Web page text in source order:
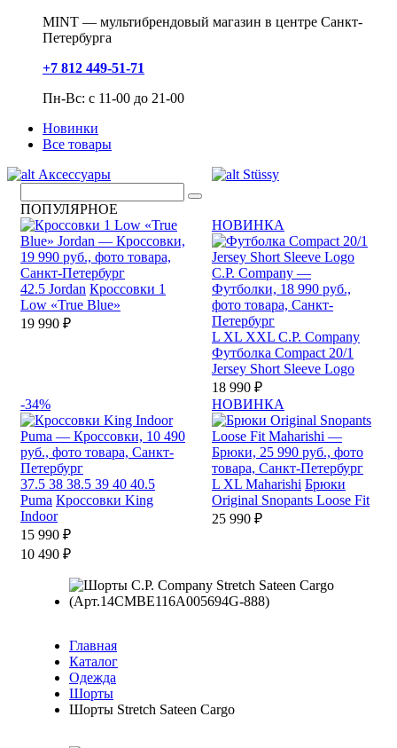
MINT — мультибрендовый магазин в центре Санкт-
Петербурга
+7 812 449-51-71
Пн-Вс: с 11-00 до 21-00
Новинки
Все товары
Аксессуары
Stüssy
ПОПУЛЯРНОЕ
42.5 Jordan Кроссовки 1
Low «True Blue»
19 990 ₽
НОВИНКА
L XL XXL C.P. Company
Футболка Compact 20/1
Jersey Short Sleeve Logo
18 990 ₽
-34%
37.5 38 38.5 39 40 40.5
Puma Кроссовки King
Indoor
15 990 ₽
10 490 ₽
НОВИНКА
L XL Maharishi Брюки
Original Snopants Loose Fit
25 990 ₽
Главная
Каталог
Одежда
Шорты
Шорты Stretch Sateen Cargo